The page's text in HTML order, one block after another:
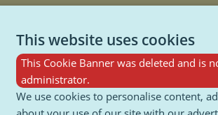
à la technologie. C'est aussi une
This website uses cookies
This Cookie Banner was deleted and is
administrator.
We use cookies to personalise content,